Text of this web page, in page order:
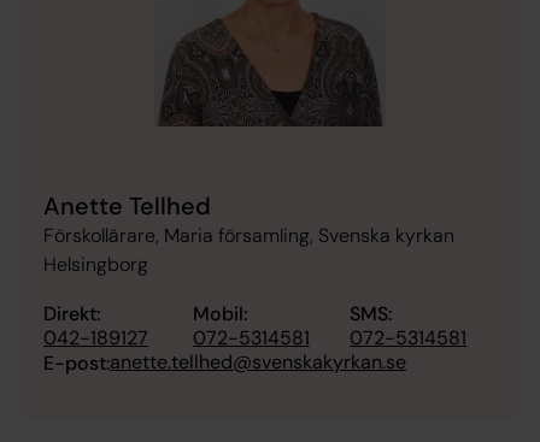
Anette Tellhed
Förskollärare, Maria församling, Svenska kyrkan
Helsingborg
Direkt:
042-189127
Mobil:
072-5314581
SMS:
072-5314581
E-post:anette.tellhed@svenskakyrkan.se